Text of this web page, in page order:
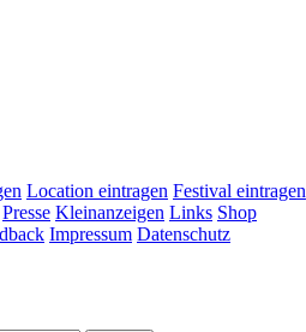
Location eintragen Festival eintragen
Presse Kleinanzeigen Links Shop
Impressum Datenschutz